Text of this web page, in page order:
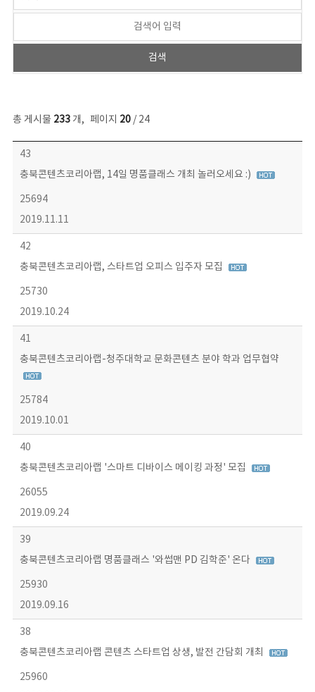
총 게시물 233개, 페이지 20/ 24
보도자료 목록 - 번호, 제목, 작성자, 파일, 조회수, 작성일 정보 제공
43
충북콘텐츠코리아랩, 14일 명품클래스 개최 놀러오세요 :)
25694
2019.11.11
42
충북콘텐츠코리아랩, 스타트업 오피스 입주자 모집
25730
2019.10.24
41
충북콘텐츠코리아랩-청주대학교 문화콘텐츠 분야 학과 업무협약
25784
2019.10.01
40
충북콘텐츠코리아랩 '스마트 디바이스 메이킹 과정' 모집
26055
2019.09.24
39
충북콘텐츠코리아랩 명품클래스 '와썹맨 PD 김학준' 온다
25930
2019.09.16
38
충북콘텐츠코리아랩 콘텐츠 스타트업 상생, 발전 간담회 개최
25960